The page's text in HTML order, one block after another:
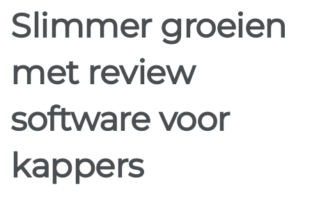
Slimmer groeien
met review
software voor
kappers